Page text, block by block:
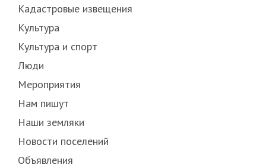
Кадастровые извещения
Культура
Культура и спорт
Люди
Мероприятия
Нам пишут
Наши земляки
Новости поселений
Объявления